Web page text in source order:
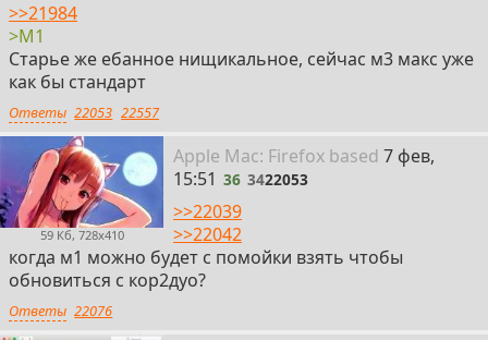
>>21984
>M1
Старье же ебанное нищикальное, сейчас м3 макс уже
как бы стандарт
Ответы 22053 22557
59 Кб, 728x410
Apple Mac: Firefoxbased 36
7 фев,
15:51 36 3422053
>>22039
>>22042
когда м1 можно будет с помойки взять чтобы
обновиться с кор2дуо?
Ответы 22076